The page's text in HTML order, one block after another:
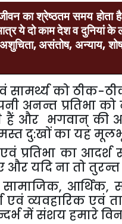
का श्रेष्ठतम समय होता
येदोकामदेशवदुनियांके
अशुचिता,असंतोष,अन्याय,
सामर्थ्य को ठीक-
अनन्त प्रतिभा
हैं और भगवान् की
दु:खों का यह
प्रतिभा का आदर्श
और यदि ना तो
सामाजिक,
व्यवहारिक एवं
में संशय हमारे